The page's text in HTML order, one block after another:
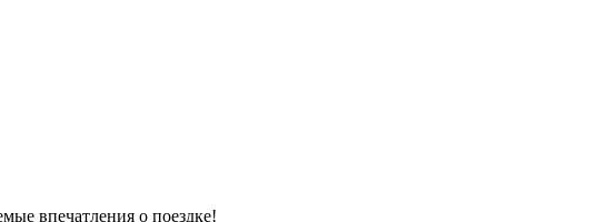
впечатления о поездке!